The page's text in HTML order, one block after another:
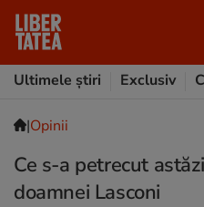
Ultimele știri
Exclusiv
|Opinii
Ce s-a petrecut
doamnei Lasconi